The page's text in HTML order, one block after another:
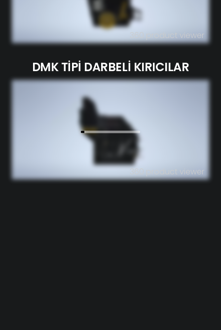
360 product viewer
DMK TİPİ DARBELİ KIRICILAR
360 product viewer